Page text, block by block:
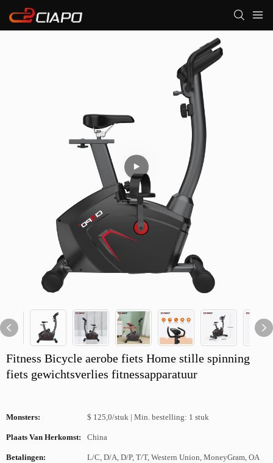
Fitness Bicycle aerobe fiets Home stille spinning
fiets gewichtsverlies fitnessapparatuur
Monsters: $ 125,0/stuk | Min. bestelling: 1 stuk
Plaats Van Herkomst: China
Betalingen: L/C, D/A, D/P, T/T, Western Union, MoneyGram, OA